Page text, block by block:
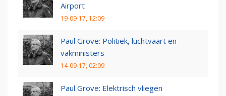
Airport
19-09-17, 12:09
Paul Grove: Politiek, luchtvaart en
vakministers
14-09-17, 02:09
Paul Grove: Elektrisch vliegen